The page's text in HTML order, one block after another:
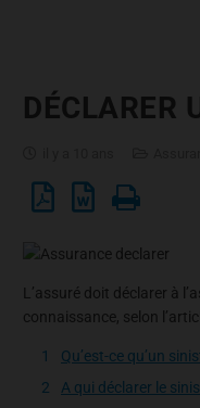
DÉCLARER
L’assuré doit déclarer à
connaissance, selon
Qu’est-ce qu’un
A qui déclarer le